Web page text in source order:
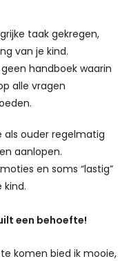
taak gekregen,
van je kind.
handboek waarin
alle vragen
als ouder regelmatig
aanlopen.
en soms “lastig”
kind.
een behoefte!
komen bied ik mooie,